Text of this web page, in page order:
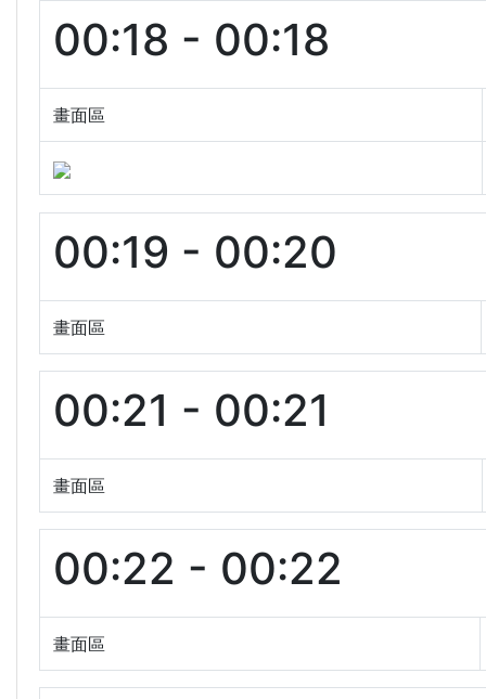
00:18 - 00:18
畫面區
00:19 - 00:20
畫面區
00:21 - 00:21
畫面區
00:22 - 00:22
畫面區